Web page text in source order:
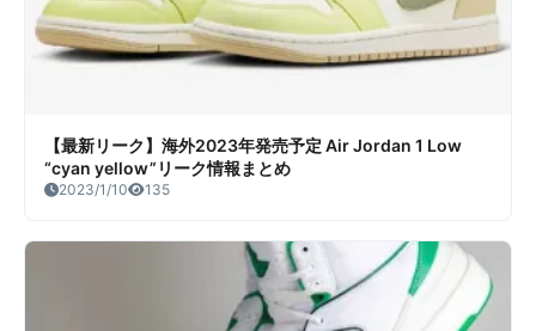
【最新リーク】海外2023年発売予定 Air Jordan 1 Low
“cyan yellow”リーク情報まとめ
2023/1/10 135